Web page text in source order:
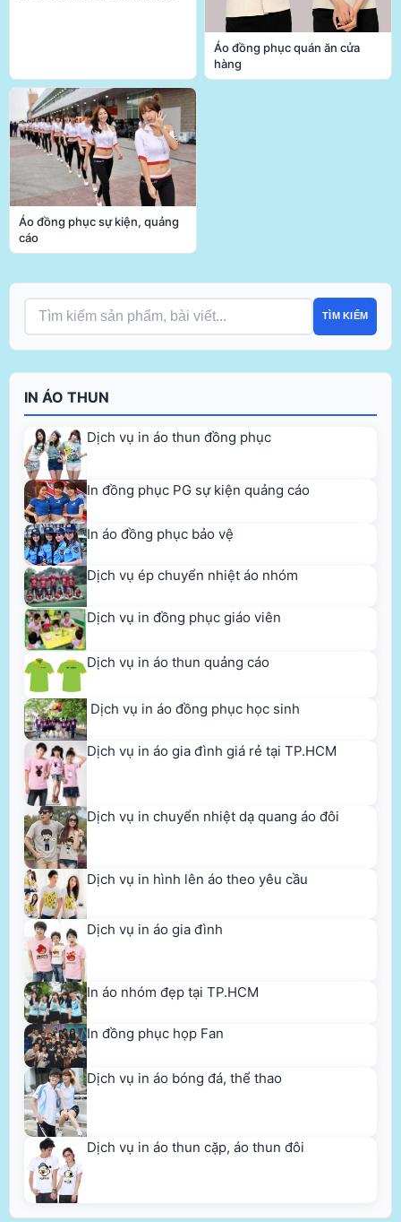
Áo đồng phục quán ăn cửa
hàng
Áo đồng phục sự kiện, quảng
cáo
TÌM KIẾM
IN ÁO THUN
Dịch vụ in áo thun đồng phục
In đồng phục PG sự kiện quảng cáo
In áo đồng phục bảo vệ
Dịch vụ ép chuyển nhiệt áo nhóm
Dịch vụ in đồng phục giáo viên
Dịch vụ in áo thun quảng cáo
Dịch vụ in áo đồng phục học sinh
Dịch vụ in áo gia đình giá rẻ tại TP.HCM
Dịch vụ in chuyển nhiệt dạ quang áo đôi
Dịch vụ in hình lên áo theo yêu cầu
Dịch vụ in áo gia đình
In áo nhóm đẹp tại TP.HCM
In đồng phục họp Fan
Dịch vụ in áo bóng đá, thể thao
Dịch vụ in áo thun cặp, áo thun đôi